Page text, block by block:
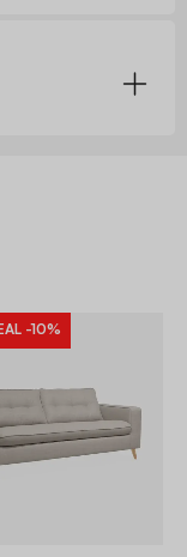
-10%